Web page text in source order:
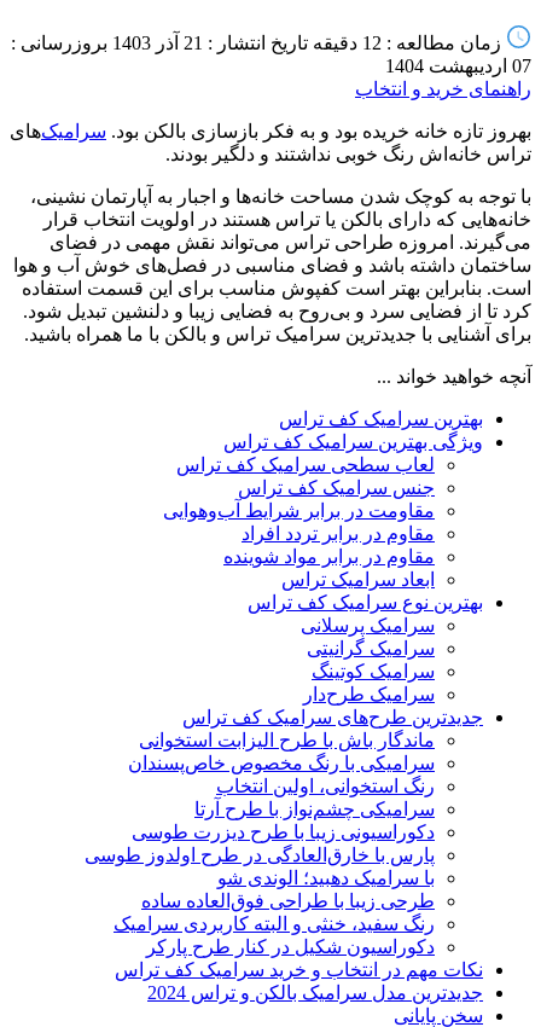
زمان مطالعه : 12 دقیقه تاریخ انتشار : 21 آذر 1403
بروزرسانی :
07 اردیبهشت 1404
راهنمای خرید و انتخاب
بهروز تازه خانه خریده بود و به فکر بازسازی بالکن بود. سرامیک‌های
تراس خانه‌اش رنگ خوبی نداشتند و دلگیر بودند.
با توجه به کوچک‌ شدن مساحت خانه‌ها و اجبار به آپارتمان نشینی،
خانه‌هایی که دارای بالکن یا تراس هستند در اولویت انتخاب قرار
می‌گیرند. امروزه طراحی تراس می‌تواند نقش مهمی در فضای
ساختمان داشته باشد و فضای مناسبی در فصل‌های خوش آب و هوا
است. بنابراین بهتر است کفپوش مناسب برای این قسمت استفاده
کرد تا از فضایی سرد و بی‌روح به فضایی زیبا و دلنشین تبدیل شود.
برای آشنایی با جدیدترین سرامیک تراس و بالکن با ما همراه باشید.
آنچه خواهید خواند ...
بهترین سرامیک کف تراس
ویژگی بهترین سرامیک کف تراس
لعاب سطحی سرامیک کف تراس
جنس سرامیک کف تراس
مقاومت در برابر شرایط آب‌و‌هوایی
مقاوم در برابر تردد افراد
مقاوم در برابر مواد شوینده
ابعاد سرامیک تراس
بهترین نوع سرامیک کف تراس
سرامیک پرسلانی
سرامیک گرانیتی
سرامیک کوتینگ
سرامیک طرح‌دار
جدیدترین طرح‌های سرامیک کف تراس
ماندگار باش با طرح الیزابت استخوانی
سرامیکی با رنگ مخصوص خاص‌پسندان
رنگ استخوانی، اولین انتخاب
سرامیکی چشم‌‌نواز با طرح آرتا
دکوراسیونی زیبا با طرح دیزرت طوسی
پارس با خارق‌العادگی در طرح اولدوز طوسی
با سرامیک دهبید؛ الوندی شو
طرحی زیبا با طراحی فوق‌العاده ساده
رنگ سفید، خنثی و البته کاربردی سرامیک
دکوراسیون شکیل در کنار طرح پارکر
نکات مهم در انتخاب و خرید سرامیک کف تراس
جدیدترین مدل سرامیک بالکن و تراس 2024
سخن پایانی